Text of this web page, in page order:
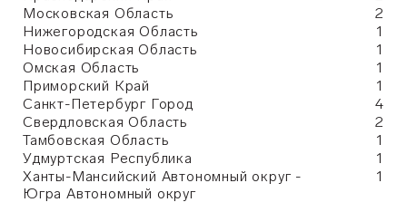
Московская Область
2
Нижегородская Область
1
Новосибирская Область
1
Омская Область
1
Приморский Край
1
Санкт-Петербург Город
4
Свердловская Область
2
Тамбовская Область
1
Удмуртская Республика
1
Ханты-Мансийский Автономный округ -
Югра Автономный округ
1